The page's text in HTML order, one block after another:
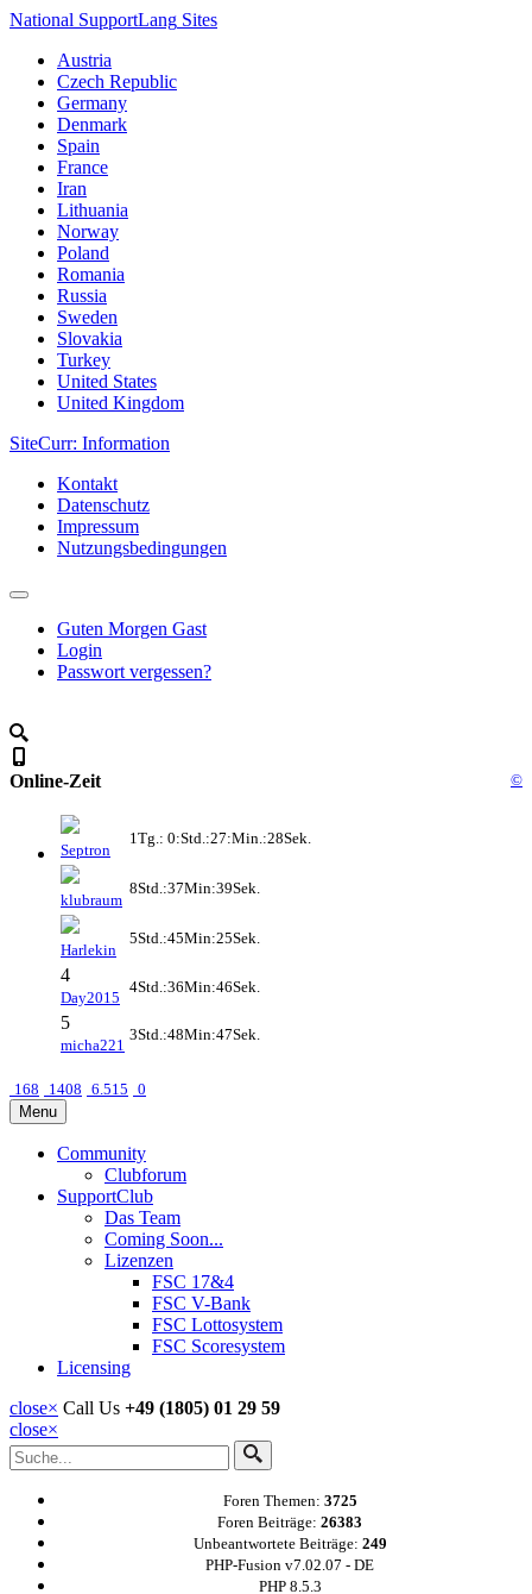
National SupportLang Sites
Austria
Czech Republic
Germany
Denmark
Spain
France
Iran
Lithuania
Norway
Poland
Romania
Russia
Sweden
Slovakia
Turkey
United States
United Kingdom
SiteCurr: Information
Kontakt
Datenschutz
Impressum
Nutzungsbedingungen
Guten Morgen Gast
Login
Passwort vergessen?
Online-Zeit ©
Septron
1Tg.: 0:Std.:27:Min.:28Sek.
klubraum
8Std.:37Min:39Sek.
Harlekin
5Std.:45Min:25Sek.
4
Day2015
4Std.:36Min:46Sek.
5
micha221
3Std.:48Min:47Sek.
168 1408 6.515 0
Menu
Community
Clubforum
SupportClub
Das Team
Coming Soon...
Lizenzen
FSC 17&4
FSC V-Bank
FSC Lottosystem
FSC Scoresystem
Licensing
close× Call Us +49 (1805) 01 29 59
close×
Foren Themen: 3725
Foren Beiträge: 26383
Unbeantwortete Beiträge: 249
PHP-Fusion v7.02.07 - DE
PHP 8.5.3